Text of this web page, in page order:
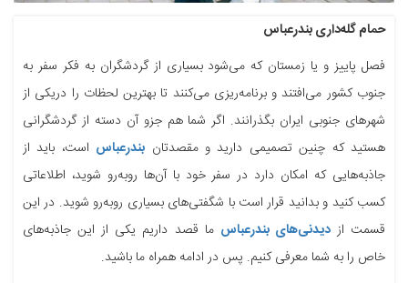
حمام گله‌داری بندرعباس
فصل پاییز و یا زمستان که می‌شود بسیاری از گردشگران به فکر سفر به
جنوب کشور می‌افتند و برنامه‌ریزی می‌کنند تا بهترین لحظات را دریکی از
شهرهای جنوبی ایران بگذرانند. اگر شما هم جزو آن دسته از گردشگرانی
هستید که چنین تصمیمی دارید و مقصدتان بندرعباس است، باید از
جاذبه‌هایی که امکان دارد در سفر خود با آن‌ها روبه‌رو شوید، اطلاعاتی
کسب کنید و بدانید قرار است با شگفتی‌های بسیاری روبه‌رو شوید. در این
قسمت ازدیدنی‌های بندرعباس ما قصد داریم یکی از این جاذبه‌های
خاص را به شما معرفی کنیم. پس در ادامه همراه ما باشید.